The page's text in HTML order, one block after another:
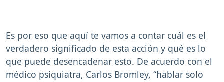
Es por eso que aquí te vamos a contar cuál es el
verdadero significado de esta acción y qué es lo
que puede desencadenar esto. De acuerdo con el
médico psiquiatra, Carlos Bromley, “hablar solo